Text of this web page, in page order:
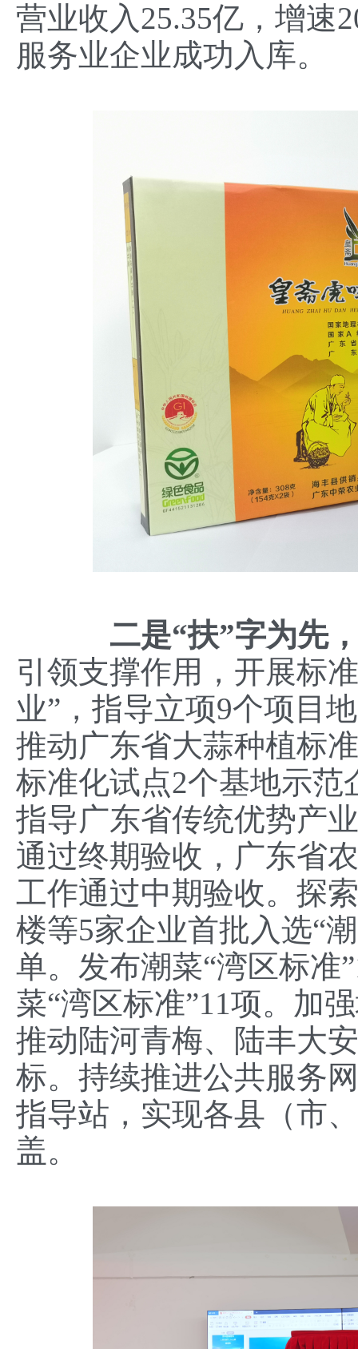
营业收入25.35亿，增速
服务业企业成功入库。
二是“扶”字为先
引领支撑作用，开展标
业”，指导立项9个项目
推动广东省大蒜种植标
标准化试点2个基地示
指导广东省传统优势产
通过终期验收，广东省
工作通过中期验收。探
楼等5家企业首批入选“
单。发布潮菜“湾区标准
菜“湾区标准”11项。加
推动陆河青梅、陆丰大
标。持续推进公共服务
指导站，实现各县（市
盖。